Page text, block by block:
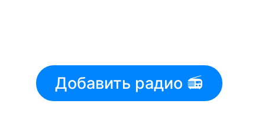
Добавить радио 📻